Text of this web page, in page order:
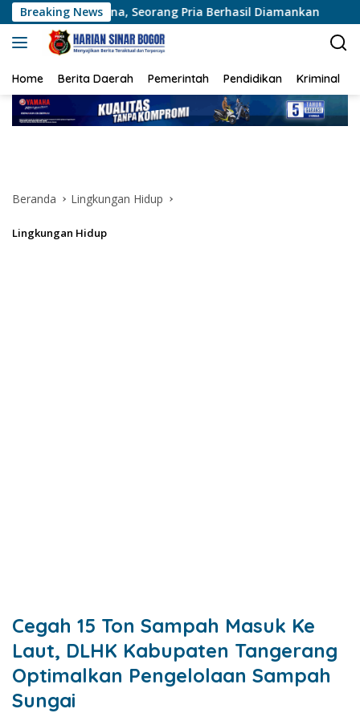
Langsung
ke
konten
Breaking News
Seorang Pria Berhasil Diamankan Polres Siak
Home Berita Daerah Pemerintah Pendidikan Kriminal
Beranda Lingkungan Hidup
Lingkungan Hidup
Cegah 15 Ton Sampah Masuk Ke
Laut, DLHK Kabupaten Tangerang
Optimalkan Pengelolaan Sampah
Sungai